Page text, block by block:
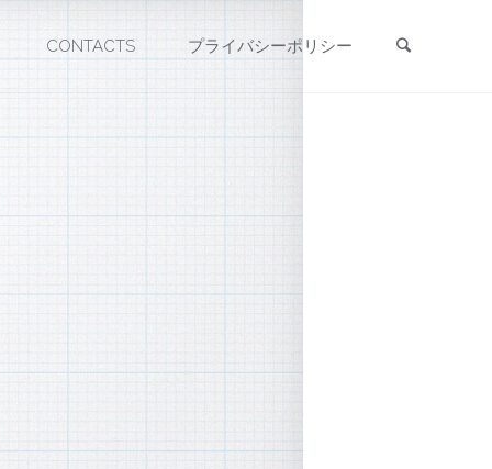
CONTACTS プライバシーポリシー